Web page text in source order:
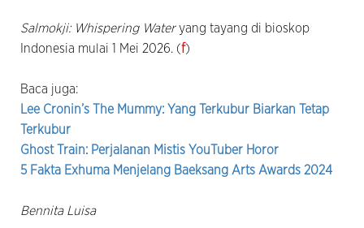
Salmokji: Whispering Wateryang tayang di bioskop
Indonesia mulai 1 Mei 2026. (f)
Baca juga:
Lee Cronin’s The Mummy: Yang Terkubur Biarkan Tetap
Terkubur
Ghost Train: Perjalanan Mistis YouTuber Horor
5 Fakta Exhuma Menjelang Baeksang Arts Awards 2024
Bennita Luisa